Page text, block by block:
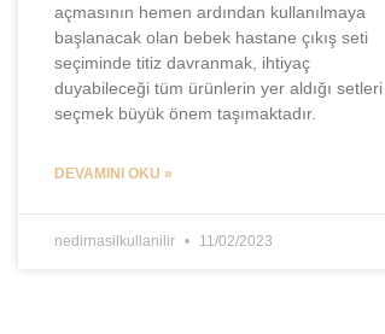
açmasının hemen ardından kullanılmaya
başlanacak olan bebek hastane çıkış seti
seçiminde titiz davranmak, ihtiyaç
duyabileceği tüm ürünlerin yer aldığı setleri
seçmek büyük önem taşımaktadır.
DEVAMINI OKU »
nedirnasilkullanilir 11/02/2023